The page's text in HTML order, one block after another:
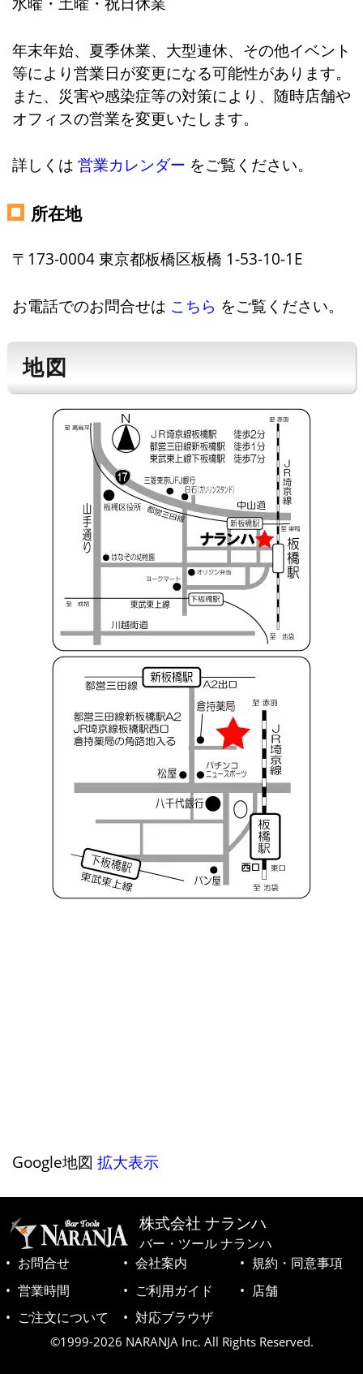
年末年始、夏季休業、大型連休、その他イベント
等により営業日が変更になる可能性があります。
また、災害や感染症等の対策により、随時店舗や
オフィスの営業を変更いたします。
詳しくは 営業カレンダー をご覧ください。
所在地
〒173-0004 東京都板橋区板橋 1-53-10-1E
お電話でのお問合せは こちら をご覧ください。
地図
Google地図 拡大表示
株式会社 ナランハ
バー・ツール ナランハ
お問合せ
会社案内
規約・同意事項
営業時間
ご利用ガイド
店舗
ご注文について
対応ブラウザ
©1999-2026 NARANJA Inc. All Rights Reserved.